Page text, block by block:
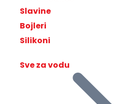
Slavine
Bojleri
Silikoni
Sve za vodu